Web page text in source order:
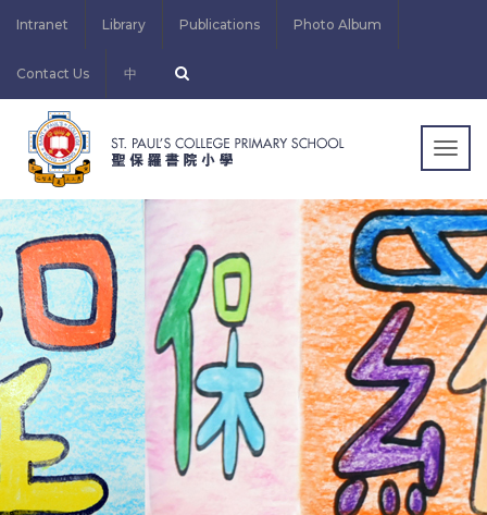
Intranet Library Publications Photo Album
Contact Us 中